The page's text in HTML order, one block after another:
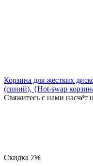
Корзина для жестких
(синий), {Hot-swap
Свяжитесь с нами насчёт
Скидка 7%